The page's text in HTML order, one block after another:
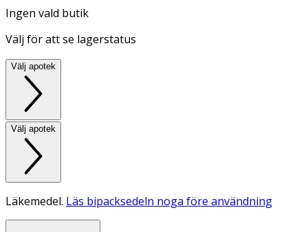
Ingen vald butik
Välj för att se lagerstatus
Välj apotek
Välj apotek
Läkemedel. Läs bipacksedeln noga före användning